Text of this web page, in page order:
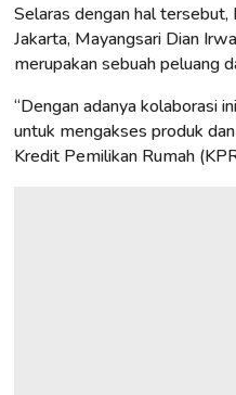
Selaras dengan hal tersebut,
Jakarta, Mayangsari Dian
merupakan sebuah peluang
“Dengan adanya kolaborasi
untuk mengakses produk
Kredit Pemilikan Rumah